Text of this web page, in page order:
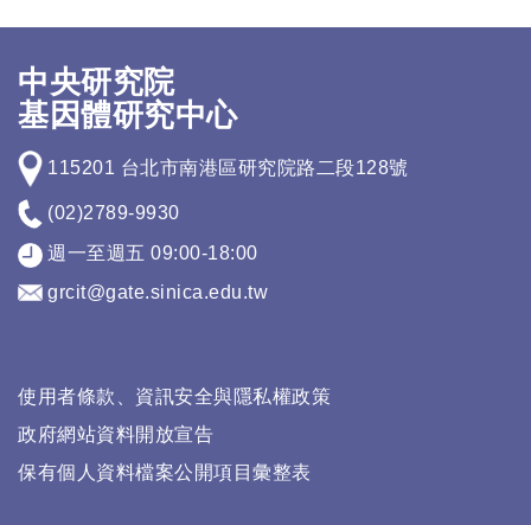
中央研究院
基因體研究中心
115201 台北市南港區研究院路二段128號
(02)2789-9930
週一至週五 09:00-18:00
grcit@gate.sinica.edu.tw
使用者條款、資訊安全與隱私權政策
政府網站資料開放宣告
保有個人資料檔案公開項目彙整表